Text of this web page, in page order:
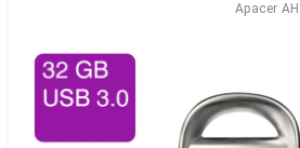
Apacer